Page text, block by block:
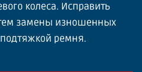
колеса. Исправить
замены изношенных
ремня.